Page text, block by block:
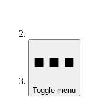
Toggle menu